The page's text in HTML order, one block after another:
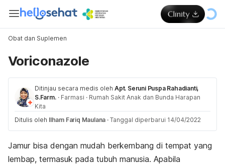
Obat dan Suplemen
Voriconazole
Ditinjau secara medis oleh Apt. Seruni Puspa Rahadianti,
S.Farm. · Farmasi · Rumah Sakit Anak dan Bunda Harapan
Kita
Ditulis oleh Ilham Fariq Maulana · Tanggal diperbarui 14/04/2022
Jamur bisa dengan mudah berkembang di tempat yang
lembap, termasuk pada tubuh manusia. Apabila